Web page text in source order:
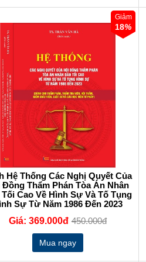
Giảm
18%
Hệ Thống Các Nghị Quyết Của
Đồng Thẩm Phán Tòa Án Nhân
Tối Cao Về Hình Sự Và Tố Tụng
Sự Từ Năm 1986 Đến 2023
Giá: 369.000đ 450.000đ